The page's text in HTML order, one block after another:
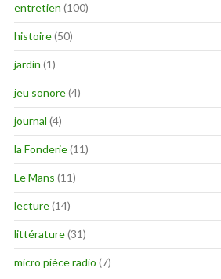
entretien (100)
histoire(50)
jardin (1)
jeu sonore(4)
journal (4)
la Fonderie(11)
Le Mans (11)
lecture(14)
littérature(31)
micro pièce radio (7)